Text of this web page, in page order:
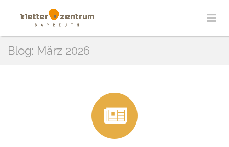
Blog: März 2026